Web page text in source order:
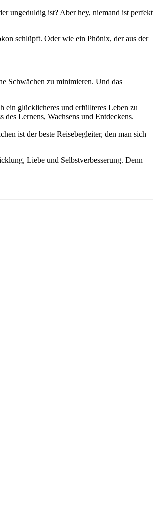
ungeduldig ist? Aber hey, niemand ist perfekt
schlüpft. Oder wie ein Phönix, der aus der
Schwächen zu minimieren. Und das
ein glücklicheres und erfüllteres Leben zu
Lernens, Wachsens und Entdeckens.
ist der beste Reisebegleiter, den man sich
Liebe und Selbstverbesserung. Denn